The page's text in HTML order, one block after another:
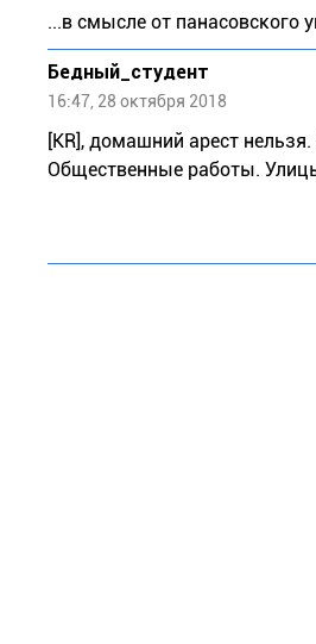
...в смысле от панасовского
Бедный_студент
16:47, 28 октября 2018
[КR], домашний арест
Общественные работы.